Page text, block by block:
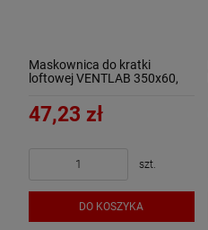
Maskownica do kratki
loftowej VENTLAB 350x60,
47,23 zł
szt.
DO KOSZYKA